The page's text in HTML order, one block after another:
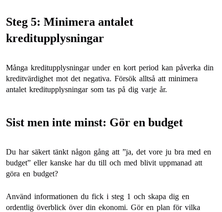
Steg 5: Minimera antalet
kreditupplysningar
Många kreditupplysningar under en kort period kan påverka din
kreditvärdighet mot det negativa. Försök alltså att minimera
antalet kreditupplysningar som tas på dig varje år.
Sist men inte minst: Gör en budget
Du har säkert tänkt någon gång att ”ja, det vore ju bra med en
budget” eller kanske har du till och med blivit uppmanad att
göra en budget?
Använd informationen du fick i steg 1 och skapa dig en
ordentlig överblick över din ekonomi. Gör en plan för vilka